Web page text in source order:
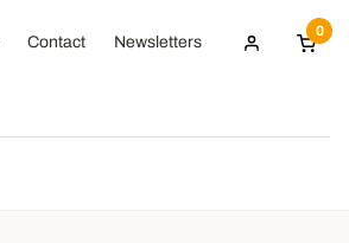
Contact Newsletters
0